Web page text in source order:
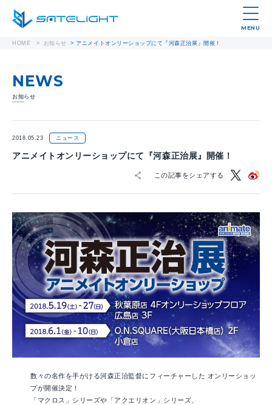
MENU
HOME > お知らせ > アニメイトオンリーショップにて『河森正治展』開催！
NEWS
お知らせ
2018.05.23 ニュース
アニメイトオンリーショップにて『河森正治展』開催！
この記事をシェアする
数々の名作を手がける河森正治監督にフィーチャーした オンリーショッ
プが開催決定！
「マクロス」シリーズや「アクエリオン」シリーズ、